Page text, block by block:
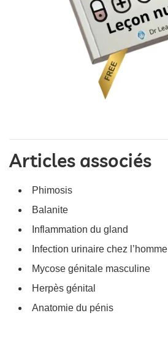
Articles associés
Phimosis
Balanite
Inflammation du gland
Infection urinaire chez l’homme
Mycose génitale masculine
Herpès génital
Anatomie du pénis